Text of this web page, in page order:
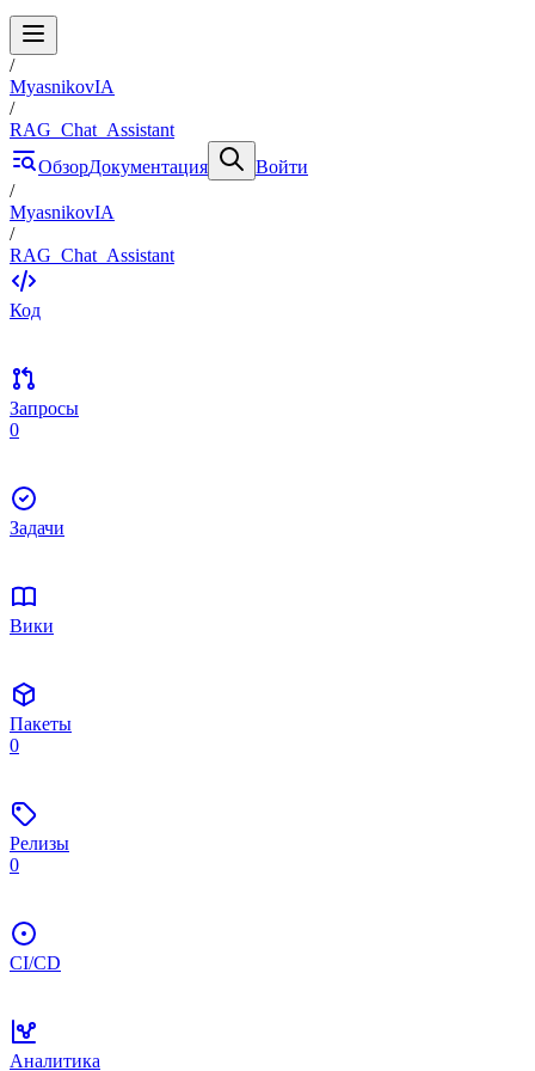
/
MyasnikovIA
/
RAG_Chat_Assistant
ОбзорДокументация
Войти
/
MyasnikovIA
/
RAG_Chat_Assistant
Код
Запросы
0
Задачи
Вики
Пакеты
0
Релизы
0
CI/CD
Аналитика